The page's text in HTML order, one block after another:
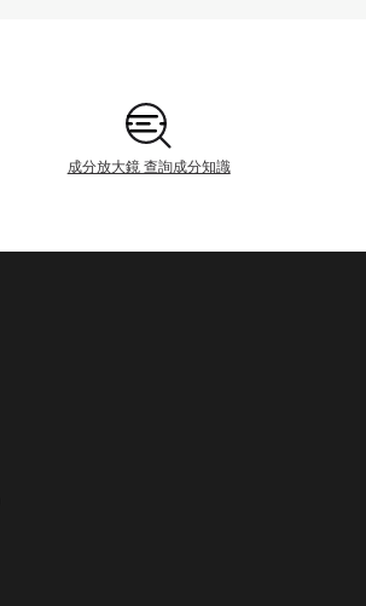
成分放大鏡 查詢成分知識